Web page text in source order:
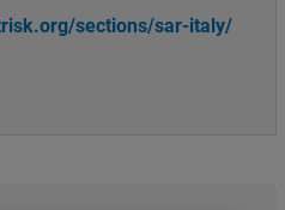
sections/sar-italy/